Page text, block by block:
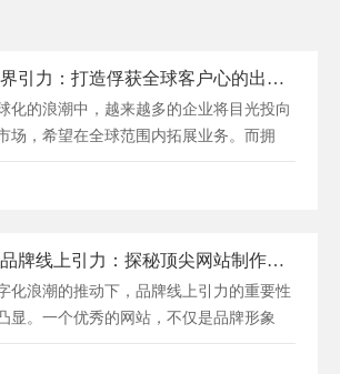
跨国界引力：打造俘获全球客户心的出口网站设计秘籍
化的浪潮中，越来越多的企业将目光投向
场，希望在全球范围内拓展业务。而拥
赋能品牌线上引力：探秘顶尖网站制作服务商的匠心之作
化浪潮的推动下，品牌线上引力的重要性
显。一个优秀的网站，不仅是品牌形象